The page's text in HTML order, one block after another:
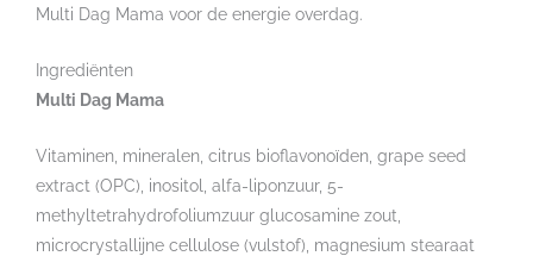
Multi Dag Mama voor de energie overdag.
Ingrediënten
Multi Dag Mama
Vitaminen, mineralen, citrus bioflavonoïden, grape seed
extract (OPC), inositol, alfa-liponzuur, 5-
methyltetrahydrofoliumzuur glucosamine zout,
microcrystallijne cellulose (vulstof), magnesium stearaat